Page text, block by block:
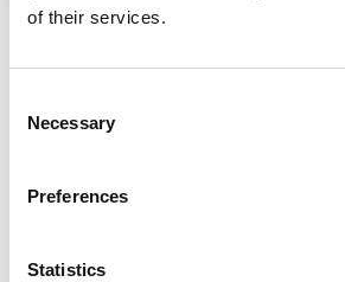
of their services.
Selection
Necessary
Preferences
Statistics
finden Sie in unserer Datenschutzrichtlinie.
Fact Sheet STEINERT CanMaster
DOWNLOAD